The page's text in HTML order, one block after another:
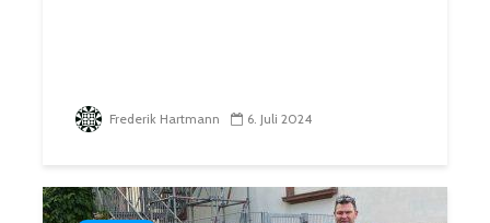
Frederik Hartmann 6. Juli 2024